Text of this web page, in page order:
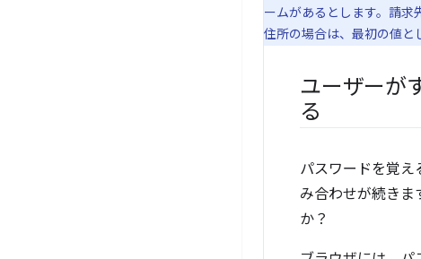
ームがあるとします。請求
住所の場合は、最初の値と
ユーザーが
る
パスワードを覚え
み合わせが続きま
か？